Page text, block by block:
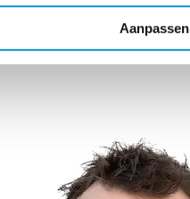
Aanpassen